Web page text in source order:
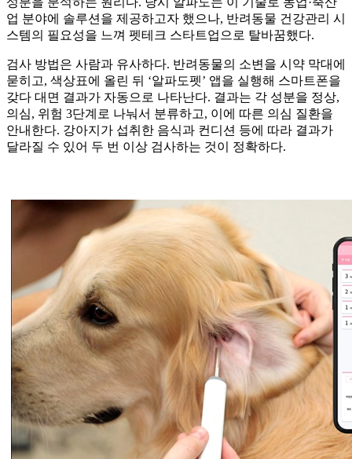
업 분야에 솔루션을 제공하고자 했으나, 반려동물 건강관리 시
스템의 필요성을 느껴 펫테크 스타트업으로 탈바꿈했다.
검사 방법은 사람과 유사하다. 반려동물의 소변을 시약 막대에
묻히고, 색상표에 올린 뒤 ‘알파도펫’ 앱을 실행해 스마트폰을
갖다 대면 결과가 자동으로 나타난다. 결과는 각 성분을 정상,
의심, 위험 3단계로 나눠서 분류하고, 이에 따른 의심 질환을
안내한다. 강아지가 섭취한 음식과 컨디션 등에 따라 결과가
달라질 수 있어 두 번 이상 검사하는 것이 정확하다.